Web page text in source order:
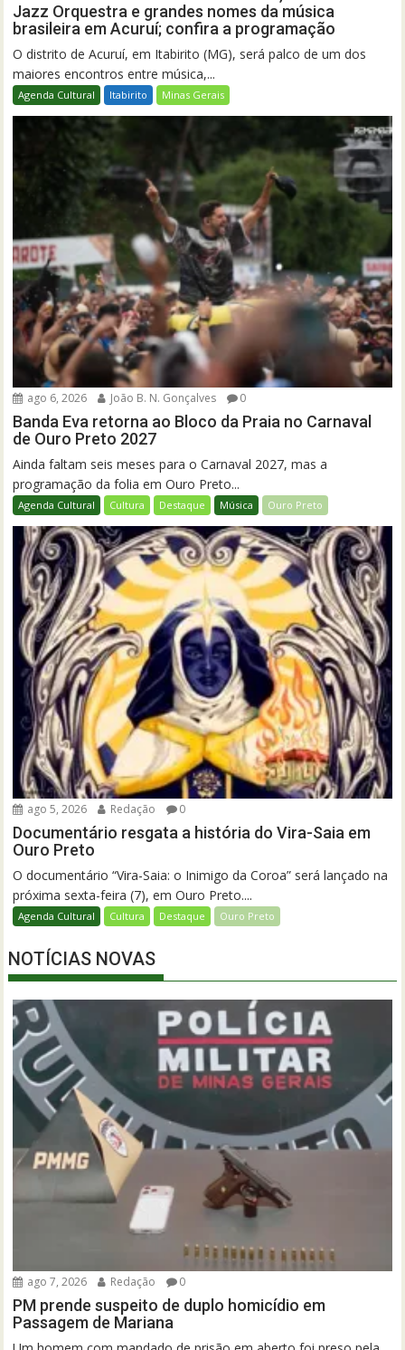
Jazz Orquestra e grandes nomes da música
brasileira em Acuruí; confira a programação
O distrito de Acuruí, em Itabirito (MG), será palco de um dos
maiores encontros entre música,...
Agenda Cultural Itabirito Minas Gerais
ago 6, 2026 João B. N. Gonçalves 0
Banda Eva retorna ao Bloco da Praia no Carnaval
de Ouro Preto 2027
Ainda faltam seis meses para o Carnaval 2027, mas a
programação da folia em Ouro Preto...
Agenda Cultural Cultura Destaque Música Ouro Preto
ago 5, 2026 Redação 0
Documentário resgata a história do Vira-Saia em
Ouro Preto
O documentário “Vira-Saia: o Inimigo da Coroa” será lançado na
próxima sexta-feira (7), em Ouro Preto....
Agenda Cultural Cultura Destaque Ouro Preto
NOTÍCIAS NOVAS
ago 7, 2026 Redação 0
PM prende suspeito de duplo homicídio em
Passagem de Mariana